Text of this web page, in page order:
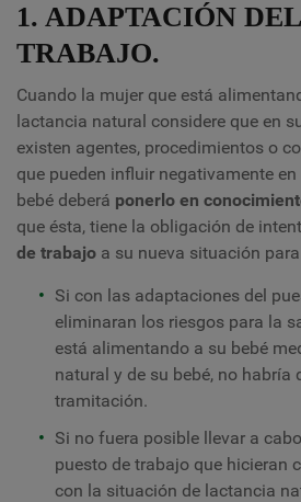
1. ADAPTACIÓN
TRABAJO.
Cuando la mujer que está
lactancia natural considere que en
existen agentes, procedimientos o
que pueden influir negativamente
bebé deberá ponerlo en
que ésta, tiene la obligación de
de trabajo a su nueva situación
Si con las adaptaciones del
eliminaran los riesgos para la
está alimentando a su bebé
natural y de su bebé, no habría
tramitación.
Si no fuera posible llevar a
puesto de trabajo que hicieran
con la situación de lactancia